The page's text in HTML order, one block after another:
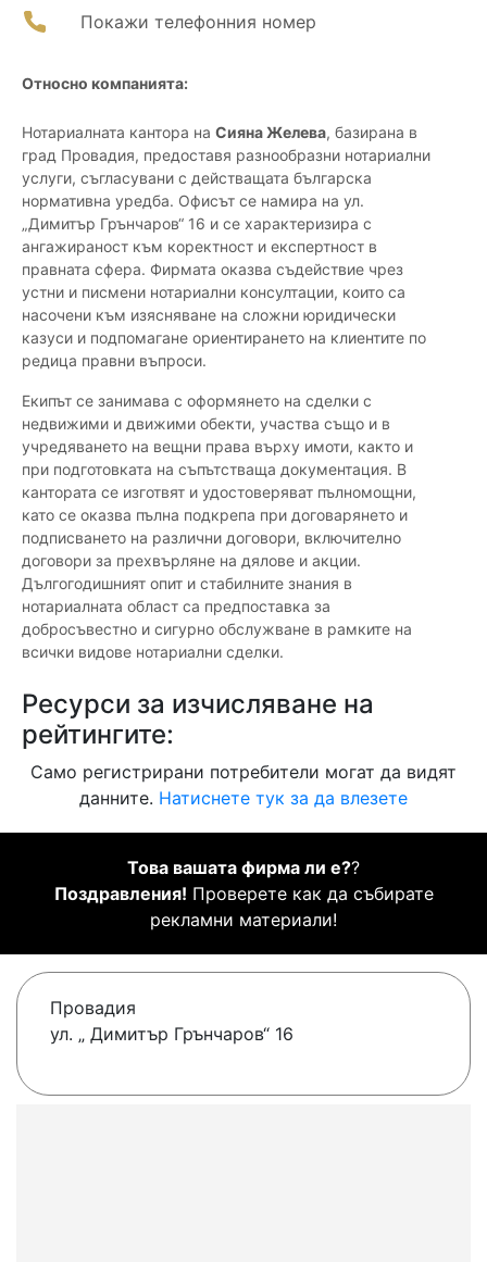
Покажи телефонния номер
Относно компанията:
Нотариалната кантора на Сияна Желева, базирана в
град Провадия, предоставя разнообразни нотариални
услуги, съгласувани с действащата българска
нормативна уредба. Офисът се намира на ул.
„Димитър Грънчаров“ 16 и се характеризира с
ангажираност към коректност и експертност в
правната сфера. Фирмата оказва съдействие чрез
устни и писмени нотариални консултации, които са
насочени към изясняване на сложни юридически
казуси и подпомагане ориентирането на клиентите по
редица правни въпроси.
Екипът се занимава с оформянето на сделки с
недвижими и движими обекти, участва също и в
учредяването на вещни права върху имоти, както и
при подготовката на съпътстваща документация. В
кантората се изготвят и удостоверяват пълномощни,
като се оказва пълна подкрепа при договарянето и
подписването на различни договори, включително
договори за прехвърляне на дялове и акции.
Дългогодишният опит и стабилните знания в
нотариалната област са предпоставка за
добросъвестно и сигурно обслужване в рамките на
всички видове нотариални сделки.
Ресурси за изчисляване на
рейтингите:
Само регистрирани потребители могат да видят
данните. Натиснете тук за да влезете
Това вашата фирма ли е??
Поздравления! Проверете как да събирате
рекламни материали!
Провадия
ул. „ Димитър Грънчаров“ 16